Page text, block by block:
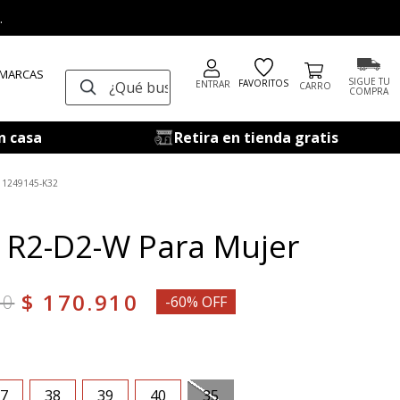
¿Qué buscas? ENTRAR FAVORITOS SIGUE TU
COMPRA
casa Retira en tienda gratis
K32
D2-W Para Mujer
$ 170.910 -60% OFF
35
38 39 40